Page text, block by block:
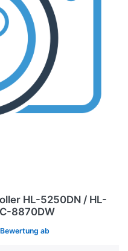
HL-5250DN / HL-
8870DW
ab